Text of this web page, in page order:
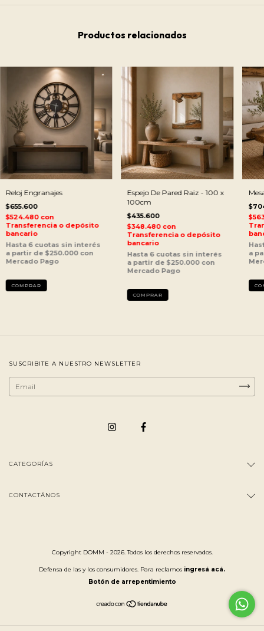
Productos relacionados
Reloj Engranajes
$655.600
$524.480 con
Transferencia o depósito
bancario
Espejo De Pared Raiz - 100 x
100cm
$435.600
$348.480 con
Transferencia o depósito
bancario
SUSCRIBITE A NUESTRO NEWSLETTER
CATEGORÍAS
CONTACTÁNOS
Copyright DOMM - 2026. Todos los derechos reservados.
Defensa de las y los consumidores. Para reclamos ingresá acá.
Botón de arrepentimiento